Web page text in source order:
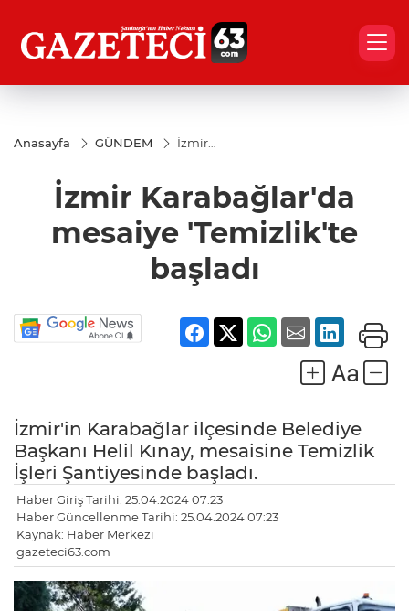
Anasayfa GÜNDEM
İzmir
'Temizlik'te
başladı
İzmir Karabağlar'da
mesaiye 'Temizlik'te
başladı
İzmir'in Karabağlar ilçesinde Belediye
Başkanı Helil Kınay, mesaisine Temizlik
İşleri Şantiyesinde başladı.
Haber Giriş Tarihi: 25.04.2024 07:23
Haber Güncellenme Tarihi: 25.04.2024 07:23
Kaynak: Haber Merkezi
gazeteci63.com